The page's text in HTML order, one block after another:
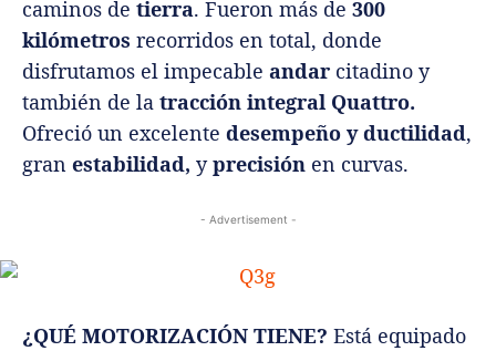
caminos de tierra. Fueron más de 300
kilómetros recorridos en total, donde
disfrutamos el impecable andar citadino y
también de la tracción integral Quattro.
Ofreció un excelente desempeño y ductilidad,
gran estabilidad, yprecisión en curvas.
- Advertisement -
¿QUÉ MOTORIZACIÓN TIENE? Está equipado